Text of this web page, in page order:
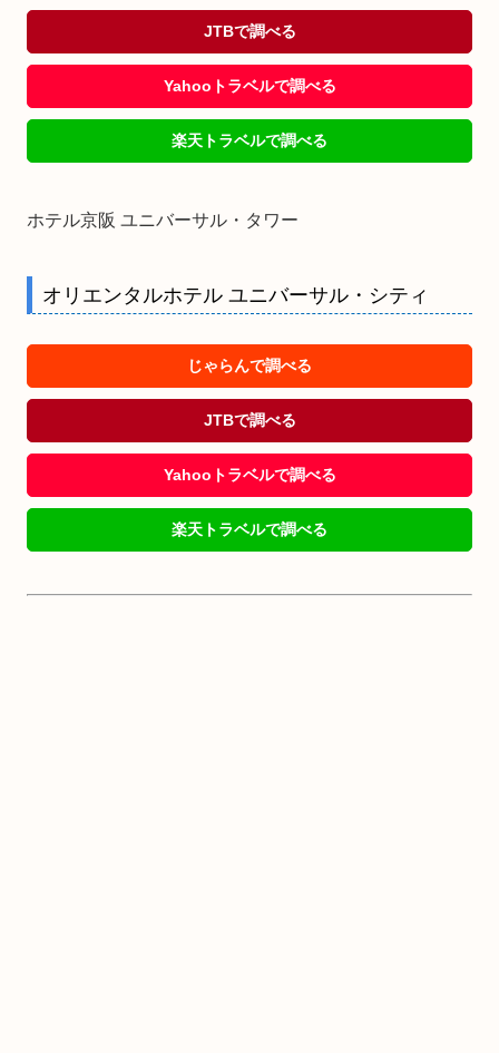
JTBで調べる
Yahooトラベルで調べる
楽天トラベルで調べる
ホテル京阪 ユニバーサル・タワー
オリエンタルホテル ユニバーサル・シティ
じゃらんで調べる
JTBで調べる
Yahooトラベルで調べる
楽天トラベルで調べる